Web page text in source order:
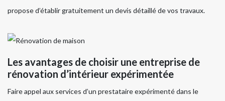
propose d’établir gratuitement un devis détaillé de vos travaux.
Les avantages de choisir une entreprise de
rénovation d’intérieur expérimentée
Faire appel aux services d’un prestataire expérimenté dans le